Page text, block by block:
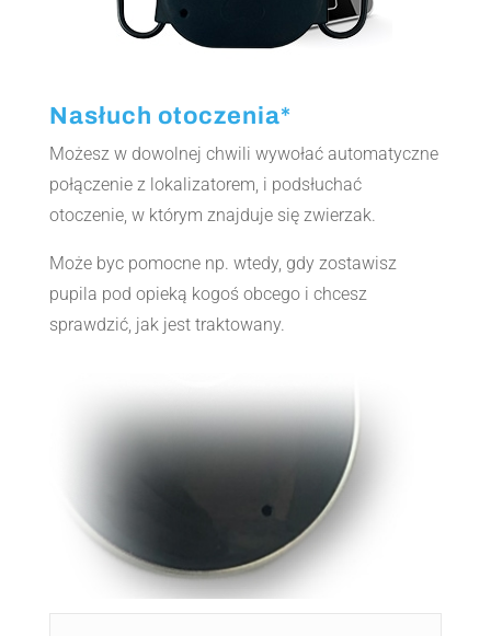
Nasłuch otoczenia*
Możesz w dowolnej chwili wywołać automatyczne
połączenie z lokalizatorem, i podsłuchać
otoczenie, w którym znajduje się zwierzak.
Może byc pomocne np. wtedy, gdy zostawisz
pupila pod opieką kogoś obcego i chcesz
sprawdzić, jak jest traktowany.